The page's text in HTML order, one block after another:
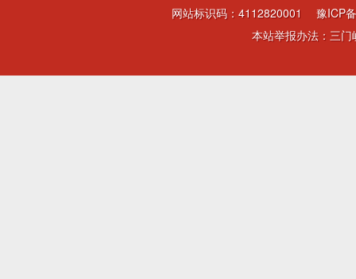
网站标识码：4112820001 豫ICP
本站举报办法：三